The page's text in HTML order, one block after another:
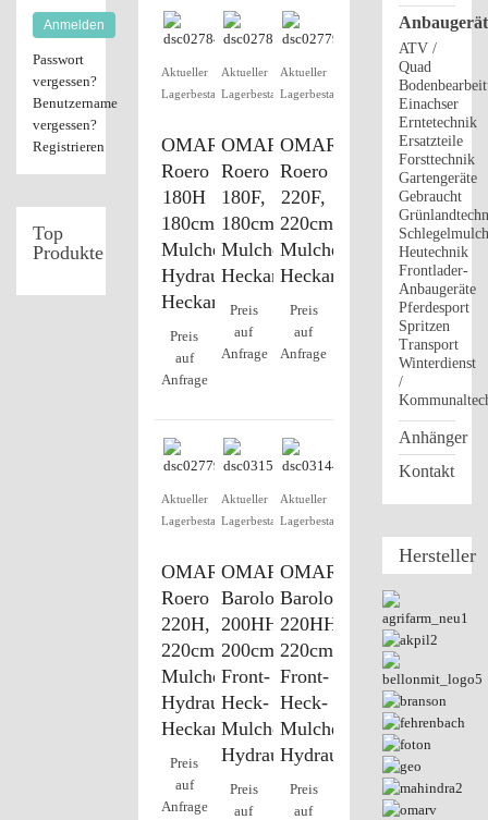
Aktueller
Lagerbestand
OMARV
Roero
180H
180cm
Mulcher,
Hydraulik,
Heckanbau
Preis
auf
Anfrage
Aktueller
Lagerbestand
OMARV
Roero
180F,
180cm
Mulcher,
Heckanbau
Preis
auf
Anfrage
Aktueller
Lagerbestand
OMARV
Roero
220F,
220cm
Mulcher,
Heckanbau
Preis
auf
Anfrage
Aktueller
Lagerbestand
OMARV
Roero
220H,
220cm
Mulcher,
Hydraulik
Heckanbau
Preis
auf
Anfrage
Aktueller
Lagerbestand
OMARV
Barolo
200HH,
200cm
Front-
Heck-
Mulcher,
Hydraulik
Preis
auf
Aktueller
Lagerbestand
OMARV
Barolo
220HH,
220cm
Front-
Heck-
Mulcher,
Hydraulik
Preis
auf
Anmelden
Passwort
vergessen?
Benutzername
vergessen?
Registrieren
Top
Produkte
ATV /
Quad
Einachser
Erntetechnik
Ersatzteile
Forsttechnik
Gartengeräte
Gebraucht
Heutechnik
Frontlader-
Anbaugeräte
Pferdesport
Spritzen
Transport
Winterdienst
/
Anhänger
Kontakt
Hersteller